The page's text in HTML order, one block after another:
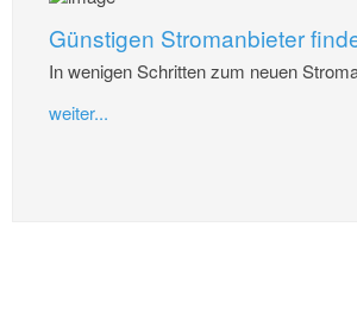
Günstigen Stromanbieter
In wenigen Schritten zum neuen
weiter...